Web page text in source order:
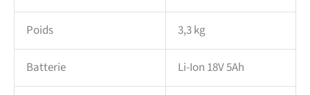
Poids 3,3 kg
Batterie Li-Ion 18V 5Ah